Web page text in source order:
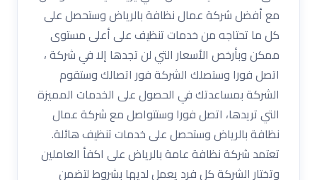
مع أفضل شركة عمال نظافة بالرياض وستحصل على
كل ما تحتاجه من خدمات تنظيف على أعلى مستوى
ممكن وبأرخص الأسعار التي لن تجدها إلا في شركة ،
اتصل فورا وستصلك الشركة فور اتصالك وستقوم
الشركة بمساعدتك في الحصول على الخدمات المميزة
التي تريدها، اتصل فورا وستتواصل مع شركة عمال
نظافة بالرياض وستحصل على خدمات تنظيف هائلة.
تعتمد شركة نظافة عامة بالرياض على اكفأ العاملين
وتختار الشركة كل فرد يعمل لديها بشروط لتضمن